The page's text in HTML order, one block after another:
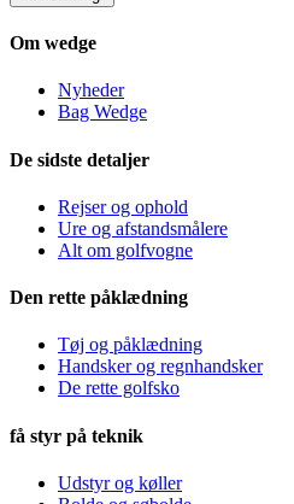
Om wedge
Nyheder
Bag Wedge
De sidste detaljer
Rejser og ophold
Ure og afstandsmålere
Alt om golfvogne
Den rette påklædning
Tøj og påklædning
Handsker og regnhandsker
De rette golfsko
få styr på teknik
Udstyr og køller